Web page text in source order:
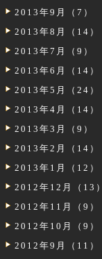
2013年9月（7）
2013年8月（14）
2013年7月（9）
2013年6月（14）
2013年5月（24）
2013年4月（14）
2013年3月（9）
2013年2月（14）
2013年1月（12）
2012年12月（13）
2012年11月（9）
2012年10月（9）
2012年9月（11）